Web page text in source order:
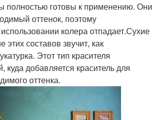
полностью готовы к применению. Они
оттенок, поэтому
колера отпадает.Сухие
этих составов звучит, как
Этот тип красителя
куда добавляется краситель для
оттенка.